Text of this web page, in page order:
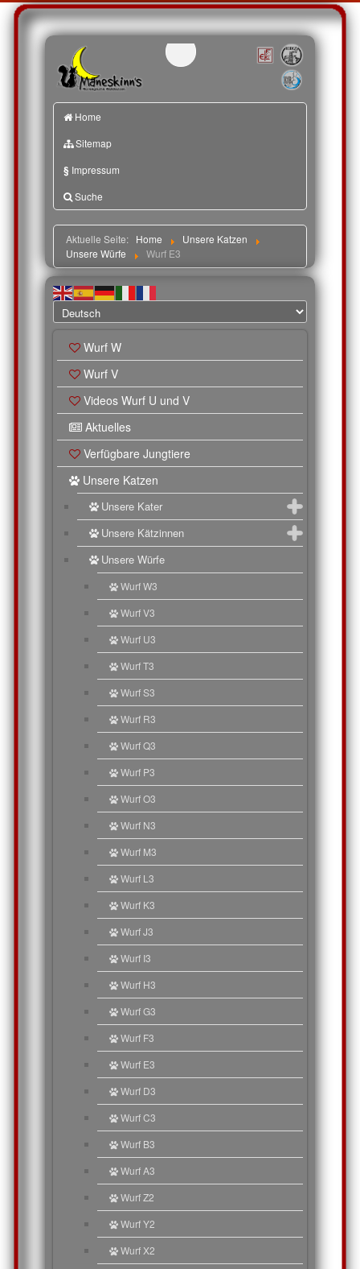
Home
Sitemap
§ Impressum
Suche
Aktuelle Seite: Home
Unsere Katzen
Unsere Würfe
Wurf E3
Wurf W
Wurf V
Videos Wurf U und V
Aktuelles
Verfügbare Jungtiere
Unsere Katzen
Unsere Kater
Unsere Kätzinnen
Unsere Würfe
Wurf W3
Wurf V3
Wurf U3
Wurf T3
Wurf S3
Wurf R3
Wurf Q3
Wurf P3
Wurf O3
Wurf N3
Wurf M3
Wurf L3
Wurf K3
Wurf J3
Wurf I3
Wurf H3
Wurf G3
Wurf F3
Wurf E3
Wurf D3
Wurf C3
Wurf B3
Wurf A3
Wurf Z2
Wurf Y2
Wurf X2